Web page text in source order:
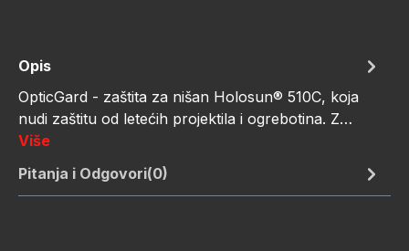
Opis
OpticGard - zaštita za nišan Holosun® 510C, koja
nudi zaštitu od letećih projektila i ogrebotina. Z…
Više
Pitanja i Odgovori(0)